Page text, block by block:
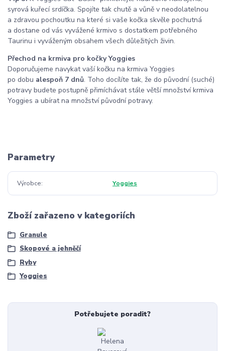
syrová kuřecí srdíčka. Spojíte tak chutě a vůně v neodolatelnou
a zdravou pochoutku na které si vaše kočka skvěle pochutná
a dostane od vás vyvážené krmivo s dostatkem potřebného
Taurinu i vyváženým obsahem všech důležitých živin.
Přechod na krmiva pro kočky Yoggies
Doporučujeme navykat vaší kočku na krmiva Yoggies
po dobu alespoň 7 dnů. Toho docílíte tak, že do původní (suché)
potravy budete postupně přimíchávat stále větší množství krmiva
Yoggies a ubírat na množství původní potravy.
Parametry
Výrobce Yoggies
Zboží zařazeno v kategoriích
Granule
Skopové a jehněčí
Ryby
Yoggies
Potřebujete poradit?